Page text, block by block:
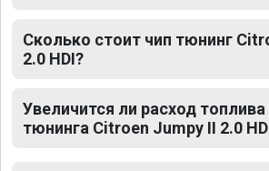
Сколько стоит чип тюнинг
2.0 HDI?
Увеличится ли расход
тюнинга Citroen Jumpy II 2.0